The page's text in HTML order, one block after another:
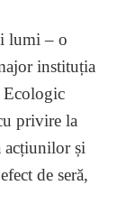
lumi – o
instituția
Ecologic
privire la
acțiunilor și
de seră,